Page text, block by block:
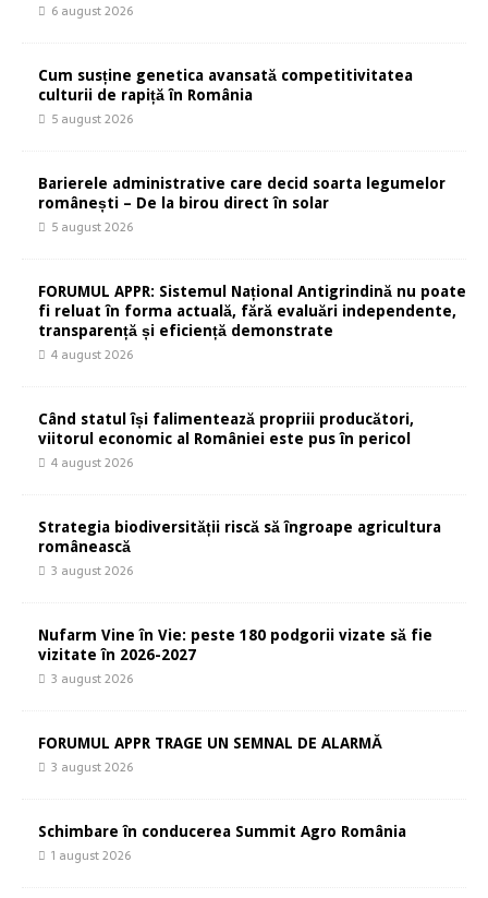
6 august 2026
Cum susține genetica avansată competitivitatea
culturii de rapiță în România
5 august 2026
Barierele administrative care decid soarta legumelor
românești – De la birou direct în solar
5 august 2026
FORUMUL APPR: Sistemul Național Antigrindină nu poate
fi reluat în forma actuală, fără evaluări independente,
transparență și eficiență demonstrate
4 august 2026
Când statul își falimentează propriii producători,
viitorul economic al României este pus în pericol
4 august 2026
Strategia biodiversității riscă să îngroape agricultura
românească
3 august 2026
Nufarm Vine în Vie: peste 180 podgorii vizate să fie
vizitate în 2026-2027
3 august 2026
FORUMUL APPR TRAGE UN SEMNAL DE ALARMĂ
3 august 2026
Schimbare în conducerea Summit Agro România
1 august 2026